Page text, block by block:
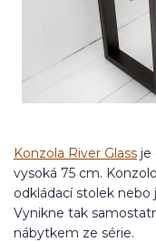
Konzola River Glass je
vysoká 75 cm.
odkládací stolek
Vynikne tak
nábytkem ze série.